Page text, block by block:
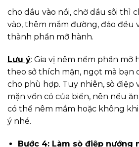
cho dầu vào nồi, chờ dầu sôi thì
vào, thêm mắm đường, đảo đều
thành phần mỡ hành.
Lưu ý: Gia vị nêm nếm phần mỡ
theo sở thích mặn, ngọt mà bạn
cho phù hợp. Tuy nhiên, sò điệp
mặn vốn có của biển, nên nếu
có thể nêm mắm hoặc không
ý nhé.
Bước 4: Làm sò điệp nướng